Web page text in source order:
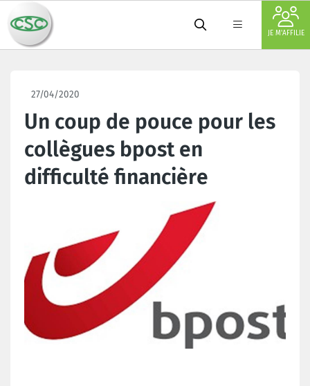
JE M'AFFILIE
27/04/2020
Un coup de pouce pour les
collègues bpost en
difficulté financière